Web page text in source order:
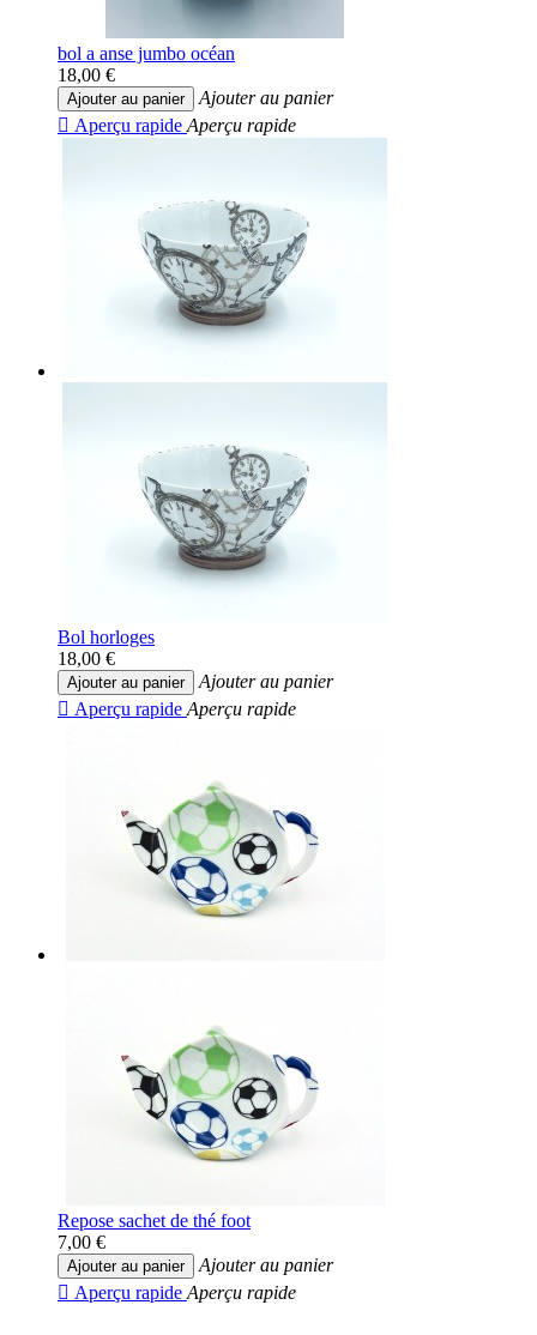
bol a anse jumbo océan
18,00 €
Ajouter au panier
Ajouter au panier
 Aperçu rapide Aperçu rapide
Bol horloges
18,00 €
Ajouter au panier
Ajouter au panier
 Aperçu rapide Aperçu rapide
Repose sachet de thé foot
7,00 €
Ajouter au panier
Ajouter au panier
 Aperçu rapide Aperçu rapide